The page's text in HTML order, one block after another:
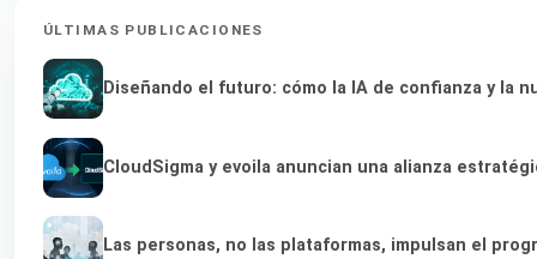
ÚLTIMAS PUBLICACIONES
Diseñando el futuro: cómo la IA de confianza y la
CloudSigma y evoila anuncian una alianza
Las personas, no las plataformas, impulsan el